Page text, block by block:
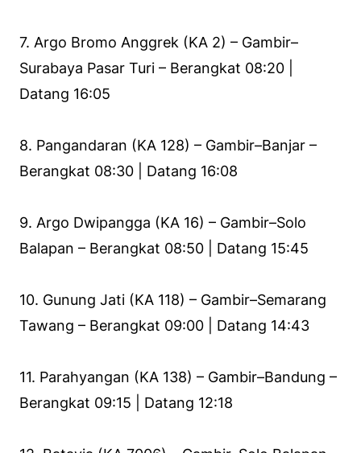
7. Argo Bromo Anggrek (KA 2) – Gambir–
Surabaya Pasar Turi – Berangkat 08:20 |
Datang 16:05
8. Pangandaran (KA 128) – Gambir–Banjar –
Berangkat 08:30 | Datang 16:08
9. Argo Dwipangga (KA 16) – Gambir–Solo
Balapan – Berangkat 08:50 | Datang 15:45
10. Gunung Jati (KA 118) – Gambir–Semarang
Tawang – Berangkat 09:00 | Datang 14:43
11. Parahyangan (KA 138) – Gambir–Bandung –
Berangkat 09:15 | Datang 12:18